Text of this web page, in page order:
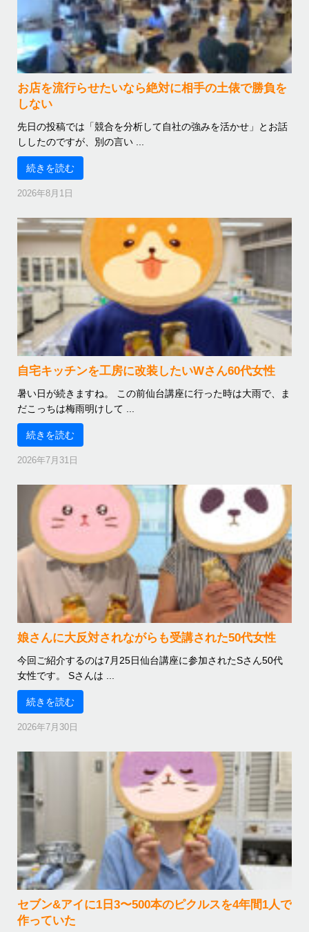
お店を流行らせたいなら絶対に相手の土俵で勝負を
しない
先日の投稿では「競合を分析して自社の強みを活かせ」とお話
ししたのですが、別の言い ...
続きを読む
2026年8月1日
自宅キッチンを工房に改装したいWさん60代女性
暑い日が続きますね。 この前仙台講座に行った時は大雨で、ま
だこっちは梅雨明けして ...
続きを読む
2026年7月31日
娘さんに大反対されながらも受講された50代女性
今回ご紹介するのは7月25日仙台講座に参加されたSさん50代
女性です。 Sさんは ...
続きを読む
2026年7月30日
セブン&アイに1日3〜500本のピクルスを4年間1人で
作っていた